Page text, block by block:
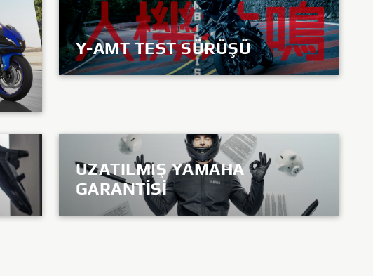
Y-AMT TEST SÜRÜŞÜ
UZATILMIŞ YAMAHA
GARANTİSİ